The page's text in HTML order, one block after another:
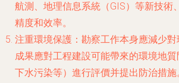
航測、地理信息系統（GIS）等新技術
精度和效率。
注重環境保護 ：勘察工作本身應減少
成果應對工程建設可能帶來的環境地
下水污染等）進行評價并提出防治措施